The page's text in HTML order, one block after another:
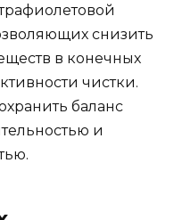
снизить
в конечных
чистки.
баланс
и